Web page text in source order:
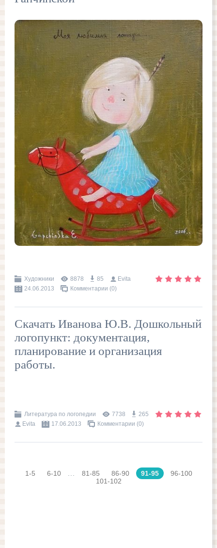
Художники 8878 85
Evita
24.06.2013
Комментарии (0)
Скачать Иванова Ю.В. Дошкольный
логопункт: документация,
планирование и организация
работы.
Литература по логопедии 7738
265
Evita
17.06.2013 Комментарии (0)
1-5 6-10 81-85 86-90 91-95
96-100
101-102